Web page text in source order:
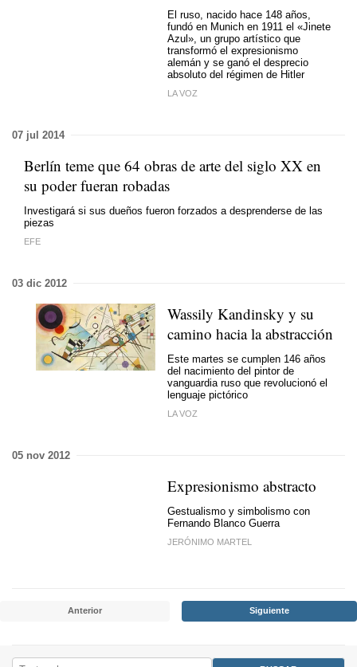
El ruso, nacido hace 148 años,
fundó en Munich en 1911 el «Jinete
Azul», un grupo artístico que
transformó el expresionismo
alemán y se ganó el desprecio
absoluto del régimen de Hitler
LA VOZ
07 jul 2014
Berlín teme que 64 obras de arte del siglo XX en
su poder fueran robadas
Investigará si sus dueños fueron forzados a desprenderse de las
piezas
EFE
03 dic 2012
Wassily Kandinsky y su
camino hacia la abstracción
Este martes se cumplen 146 años
del nacimiento del pintor de
vanguardia ruso que revolucionó el
lenguaje pictórico
LA VOZ
05 nov 2012
Expresionismo abstracto
Gestualismo y simbolismo con
Fernando Blanco Guerra
JERÓNIMO MARTEL
Anterior Siguiente